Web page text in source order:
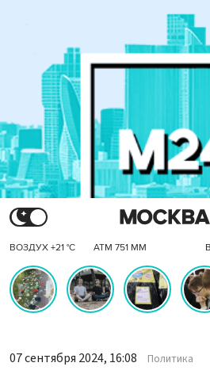
ВОЗДУХ +21 °C АТМ 751 ММ
07 сентября 2024, 16:08 Политика